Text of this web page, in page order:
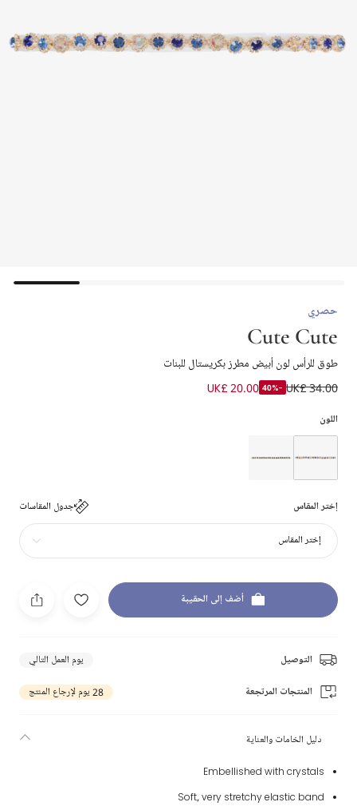
حصري
Cute Cute
طوق للرأس لون أبيض مطرز بكريستال للبنات
UK£ 34.00
-40%
UK£ 20.00
اللون
إختر المقاس جدول المقاسات
إختر المقاس
أضف إلى الحقيبة
التوصيل يوم العمل التالي
المنتجات المرتجعة 28 يوم لإرجاع المنتج
دليل الخامات والعناية
Embellished with crystals
Soft, very stretchy elastic band